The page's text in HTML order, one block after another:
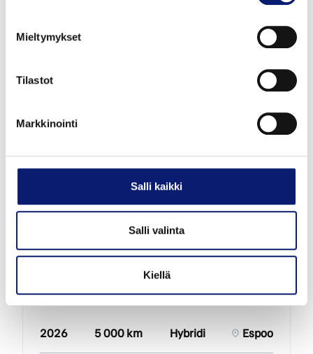
Mieltymykset
Tilastot
Markkinointi
Salli kaikki
Salli valinta
Kiellä
T8 AWD LONG RANGE HIGH PERFORMANCE
2026 5 000 km Hybridi Espoo